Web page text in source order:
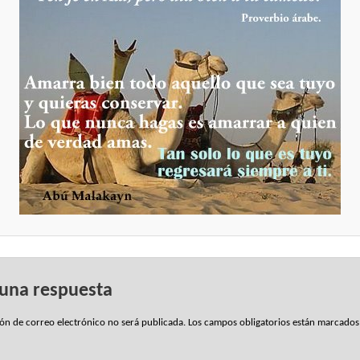
respuesta
de correo electrónico no será publicada. Los campos obligatorios están